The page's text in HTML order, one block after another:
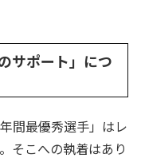
サポート」につ
間最優秀選手」はレ
そこへの執着はあり